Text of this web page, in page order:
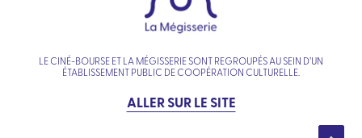
LE CINÉ-BOURSE ET LA MÉGISSERIE SONT REGROUPÉS AU SEIN D’UN
ÉTABLISSEMENT PUBLIC DE COOPÉRATION CULTURELLE.
ALLER SUR LE SITE